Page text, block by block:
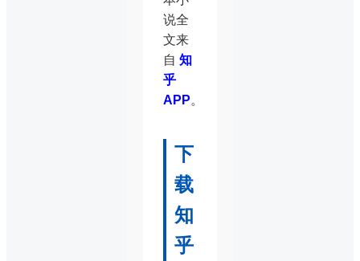
说全
文来
自 知
乎
APP。
下
载
知
乎